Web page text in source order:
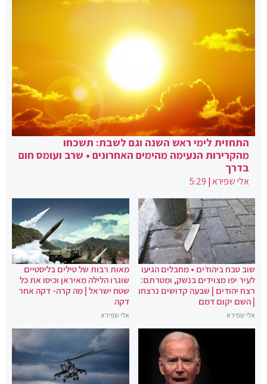
התחזית לימי ראש השנה וגם לשבת: תשכחו
מהקרירות הנעימה מהימים האחרונים • שרב ועומס חום
בדרך
אלי שפירא|
5:29
שוב טבח ביהודים • מחבלים הגיעו
לעיר יפו מצוידים בנשק, ומטרתם:
רצח יהודים | שבעה קדושים נרצחו
| השם יקום דמם
אלי שפירא
מאות רבות של טילים בליסטיים
שוגרו הלילה מאיראן וכיסו את כל
שטח ישראל | מה קרה- דקה אחר
דקה
אלי שפירא